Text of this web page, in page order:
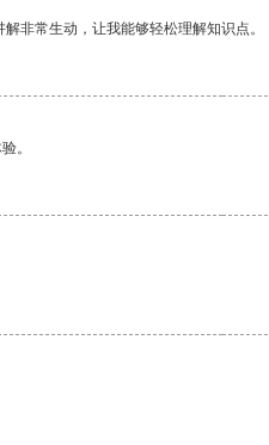
非常生动，让我能够轻松理解知识点。
。